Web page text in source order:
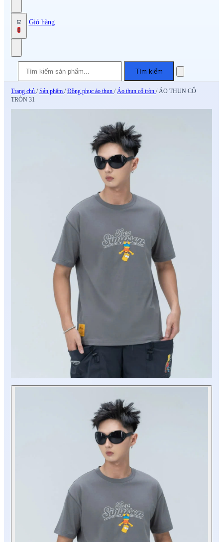
0
Giỏ hàng
Tìm kiếm
Trang chủ / Sản phẩm / Đồng phục áo thun / Áo thun cổ tròn / ÁO THUN CỔ
TRÒN 31